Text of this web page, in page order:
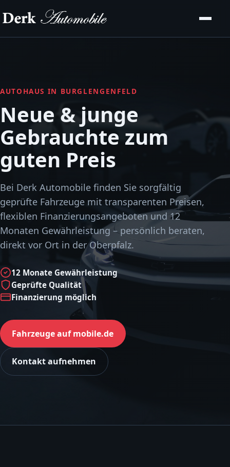
AUTOHAUS IN BURGLENGENFELD
Neue & junge
Gebrauchte zum
guten Preis
Bei Derk Automobile finden Sie sorgfältig
geprüfte Fahrzeuge mit transparenten Preisen,
flexiblen Finanzierungsangeboten und 12
Monaten Gewährleistung – persönlich beraten,
direkt vor Ort in der Oberpfalz.
12 Monate Gewährleistung
Geprüfte Qualität
Finanzierung möglich
Fahrzeuge auf mobile.de
Kontakt aufnehmen